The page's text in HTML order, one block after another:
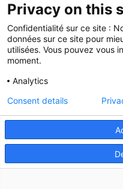
Combien de
données sont-
elles conservées
?
Tout
Les
à
collecte.
Privacy on this
Confidentialité sur ce site :
données sur ce site pour
utilisées. Vous pouvez vous
moment.
Analytics
Consent details